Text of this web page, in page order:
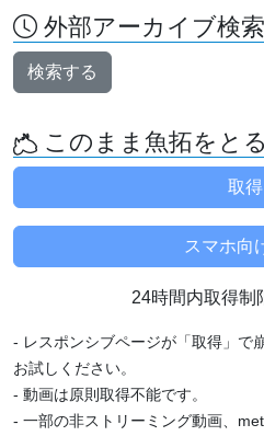
外部アーカイブ検
検索する
このまま魚拓をとる
24時間内取得制
- レスポンシブページが「取得」で
お試しください。
- 動画は原則取得不能です。
- 一部の非ストリーミング動画、